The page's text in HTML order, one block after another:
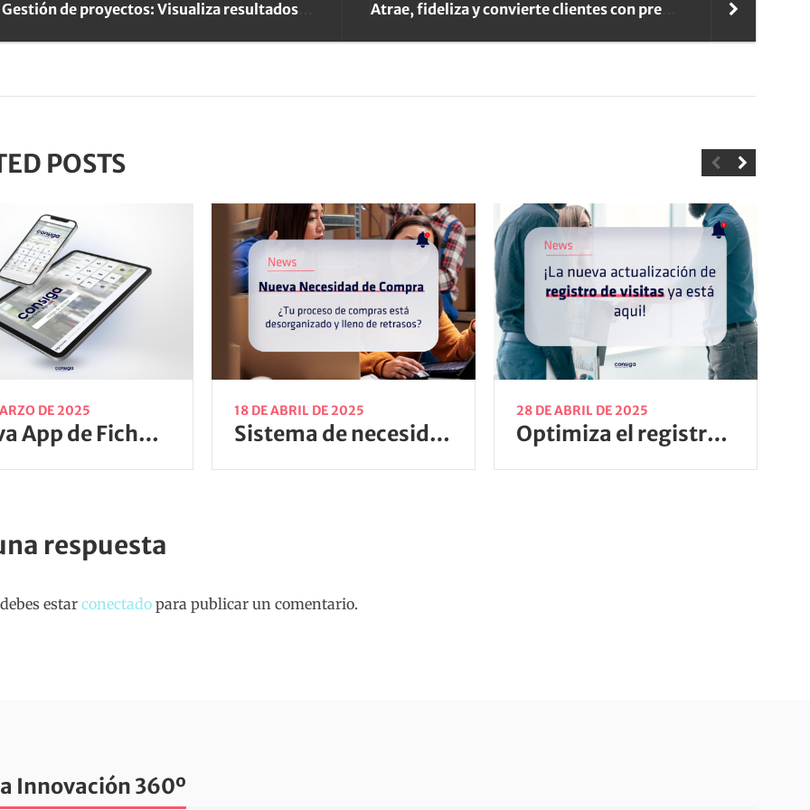
POSTS
DE 2025
Nueva App de Fichajes: Controla horarios fácil y rápido
18 DE ABRIL DE 2025
Sistema de necesidades: Optimiza tu proceso de compras
28 DE ABRIL DE 2025
Optimiza el registro de visitas y mejora la seguridad
respuesta
estar conectado para publicar un comentario.
Innovación 360º